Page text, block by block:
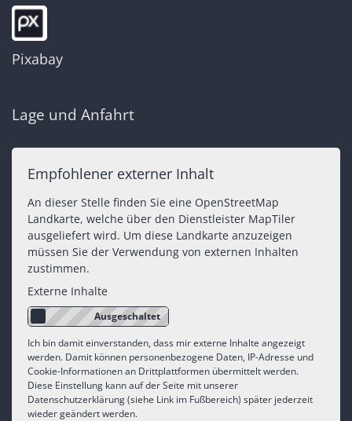
Pixabay
Lage und Anfahrt
Empfohlener externer Inhalt
An dieser Stelle finden Sie eine OpenStreetMap
Landkarte, welche über den Dienstleister MapTiler
ausgeliefert wird. Um diese Landkarte anzuzeigen
müssen Sie der Verwendung von externen Inhalten
zustimmen.
Externe Inhalte
Ich bin damit einverstanden, dass mir externe Inhalte angezeigt
werden. Damit können personenbezogene Daten, IP-Adresse und
Cookie-Informationen an Drittplattformen übermittelt werden.
Diese Einstellung kann auf der Seite mit unserer
Datenschutzerklärung (siehe Link im Fußbereich) später jederzeit
wieder geändert werden.